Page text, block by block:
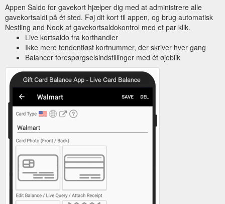
Appen Saldo for gavekort hjælper dig med at administrere alle
gavekortsaldi på ét sted. Føj dit kort til appen, og brug automatisk
Nestling and Nook af gavekortsaldokontrol med et par klik.
Live kortsaldo fra korthandler
Ikke mere tendentiøst kortnummer, der skriver hver gang
Balancer forespørgselsindstillinger med ét øjeblik